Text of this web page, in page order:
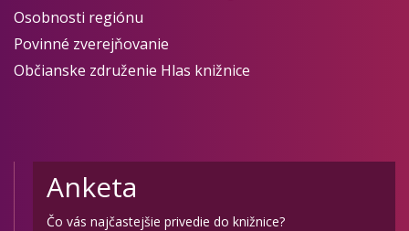
Osobnosti regiónu
Povinné zverejňovanie
Občianske združenie Hlas knižnice
Anketa
Čo vás najčastejšie privedie do knižnice?